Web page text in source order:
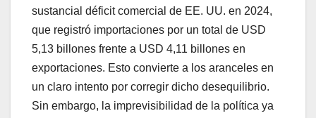
sustancial déficit comercial de EE. UU. en 2024,
que registró importaciones por un total de USD
5,13 billones frente a USD 4,11 billones en
exportaciones. Esto convierte a los aranceles en
un claro intento por corregir dicho desequilibrio.
Sin embargo, la imprevisibilidad de la política ya